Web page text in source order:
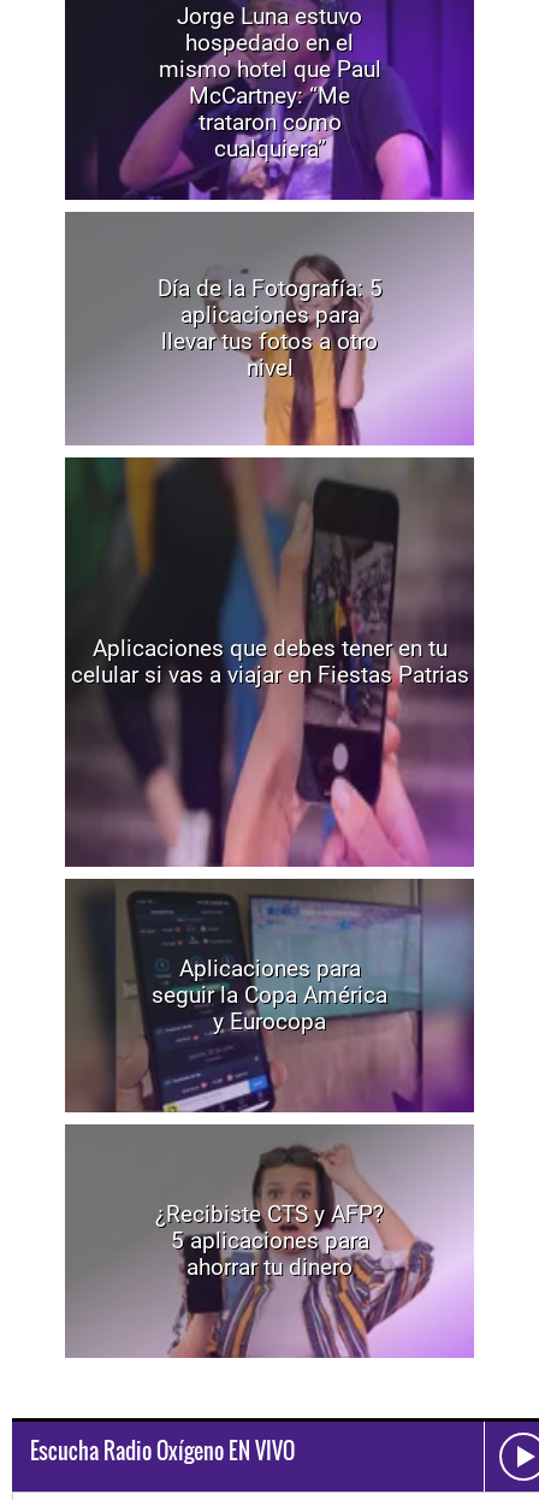
Jorge Luna estuvo
hospedado en el
mismo hotel que Paul
McCartney: “Me
trataron como
cualquiera”
Día de la Fotografía: 5
aplicaciones para
llevar tus fotos a otro
nivel
Aplicaciones que debes tener en tu
celular si vas a viajar en Fiestas Patrias
Aplicaciones para
seguir la Copa América
y Eurocopa
¿Recibiste CTS y AFP?
5 aplicaciones para
ahorrar tu dinero
Escucha Radio Oxígeno EN VIVO